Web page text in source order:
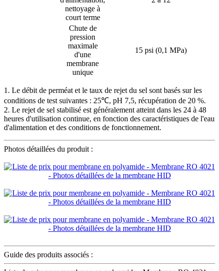
nettoyage à
court terme
Chute de
pression
maximale
d'une
membrane
unique
15 psi (0,1 MPa)
1. Le débit de perméat et le taux de rejet du sel sont basés sur les
conditions de test suivantes : 25℃, pH 7,5, récupération de 20 %.
2. Le rejet de sel stabilisé est généralement atteint dans les 24 à 48
heures d'utilisation continue, en fonction des caractéristiques de l'eau
d'alimentation et des conditions de fonctionnement.
Photos détaillées du produit :
Guide des produits associés :